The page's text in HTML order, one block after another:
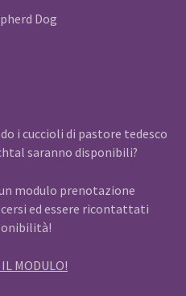
Dog
i cuccioli di pastore tedesco
saranno disponibili?
modulo prenotazione
ed essere ricontattati
MODULO!